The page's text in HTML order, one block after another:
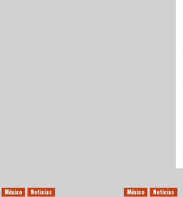
México Noticias México Noticias